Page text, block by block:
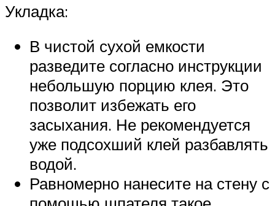
Укладка:
В чистой сухой емкости
разведите согласно инструкции
небольшую порцию клея. Это
позволит избежать его
засыхания. Не рекомендуется
уже подсохший клей разбавлять
водой.
Равномерно нанесите на стену с